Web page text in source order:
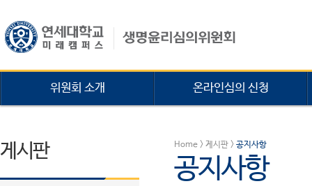
위원회 소개 온라인심의 신청
게시판 Home > 게시판 > 공지사항
공지사항